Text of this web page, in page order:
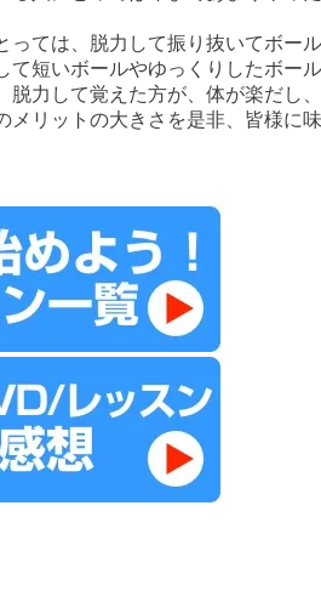
ては、脱力して振り抜いてボー
短いボールやゆっくりしたボー
力して覚えた方が、体が楽だし
リットの大きさを是非、皆様に